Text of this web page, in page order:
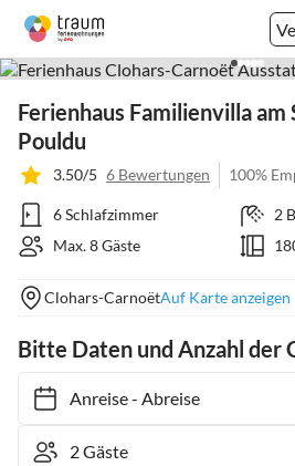
Ferienhaus Familienvilla am
Pouldu
3.50/5 6 Bewertungen 100%
6 Schlafzimmer
2
Max. 8 Gäste
Clohars-CarnoëtAuf Karte anzeigen
Bitte Daten und Anzahl der
Anreise- Abreise